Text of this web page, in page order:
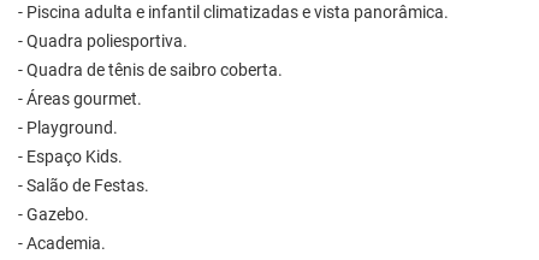
- Piscina adulta e infantil climatizadas e vista panorâmica.
- Quadra poliesportiva.
- Quadra de tênis de saibro coberta.
- Áreas gourmet.
- Playground.
- Espaço Kids.
- Salão de Festas.
- Gazebo.
- Academia.